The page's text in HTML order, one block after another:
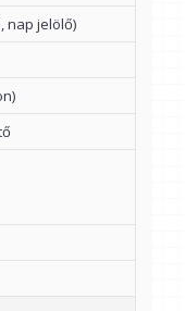
nap jelölő)